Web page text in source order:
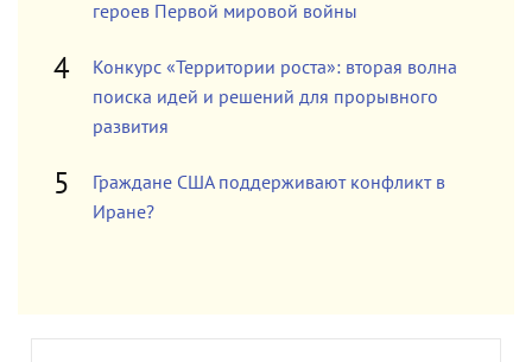
героев Первой мировой войны
Конкурс «Территории роста»: вторая волна
поиска идей и решений для прорывного
развития
Граждане США поддерживают конфликт в
Иране?